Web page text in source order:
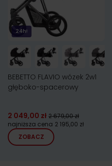
24h!
BEBETTO FLAVIO wózek 2w1
głęboko-spacerowy
2 049,00 zł 2 679,00 zł
najniższa cena 2 195,00 zł
ZOBACZ